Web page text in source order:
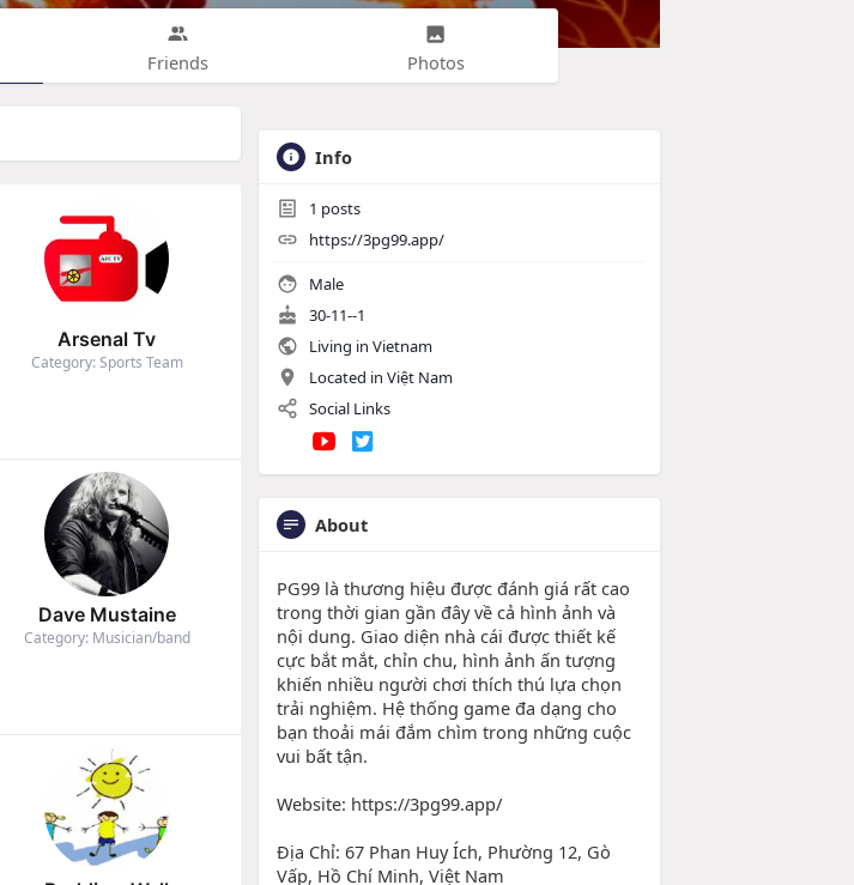
Friends Photos
Arsenal Tv
Category: Sports Team
Dave Mustaine
Category: Musician/band
Info
1 posts
https://3pg99.app/
Male
30-11--1
Living in Vietnam
Located in Việt Nam
Social Links
About
PG99 là thương hiệu được đánh giá rất cao
trong thời gian gần đây về cả hình ảnh và
nội dung. Giao diện nhà cái được thiết kế
cực bắt mắt, chỉn chu, hình ảnh ấn tượng
khiến nhiều người chơi thích thú lựa chọn
trải nghiệm. Hệ thống game đa dạng cho
bạn thoải mái đắm chìm trong những cuộc
vui bất tận.
Website: https://3pg99.app/
Địa Chỉ: 67 Phan Huy Ích, Phường 12, Gò
Vấp, Hồ Chí Minh, Việt Nam